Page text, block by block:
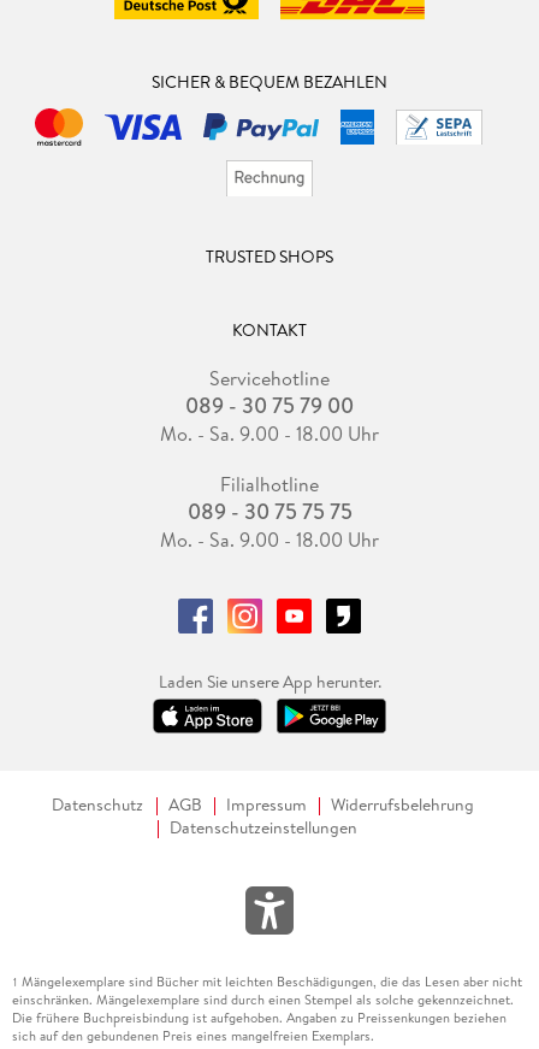
SICHER & BEQUEM BEZAHLEN
TRUSTED SHOPS
KONTAKT
Servicehotline
089 - 30 75 79 00
Mo. - Sa. 9.00 - 18.00 Uhr
Filialhotline
089 - 30 75 75 75
Mo. - Sa. 9.00 - 18.00 Uhr
Laden Sie unsere App herunter.
Datenschutz AGB Impressum
Widerrufsbelehrung
Datenschutzeinstellungen
1 Mängelexemplare sind Bücher mit leichten Beschädigungen, die das Lesen aber nicht
einschränken. Mängelexemplare sind durch einen Stempel als solche gekennzeichnet.
Die frühere Buchpreisbindung ist aufgehoben. Angaben zu Preissenkungen beziehen
sich auf den gebundenen Preis eines mangelfreien Exemplars.